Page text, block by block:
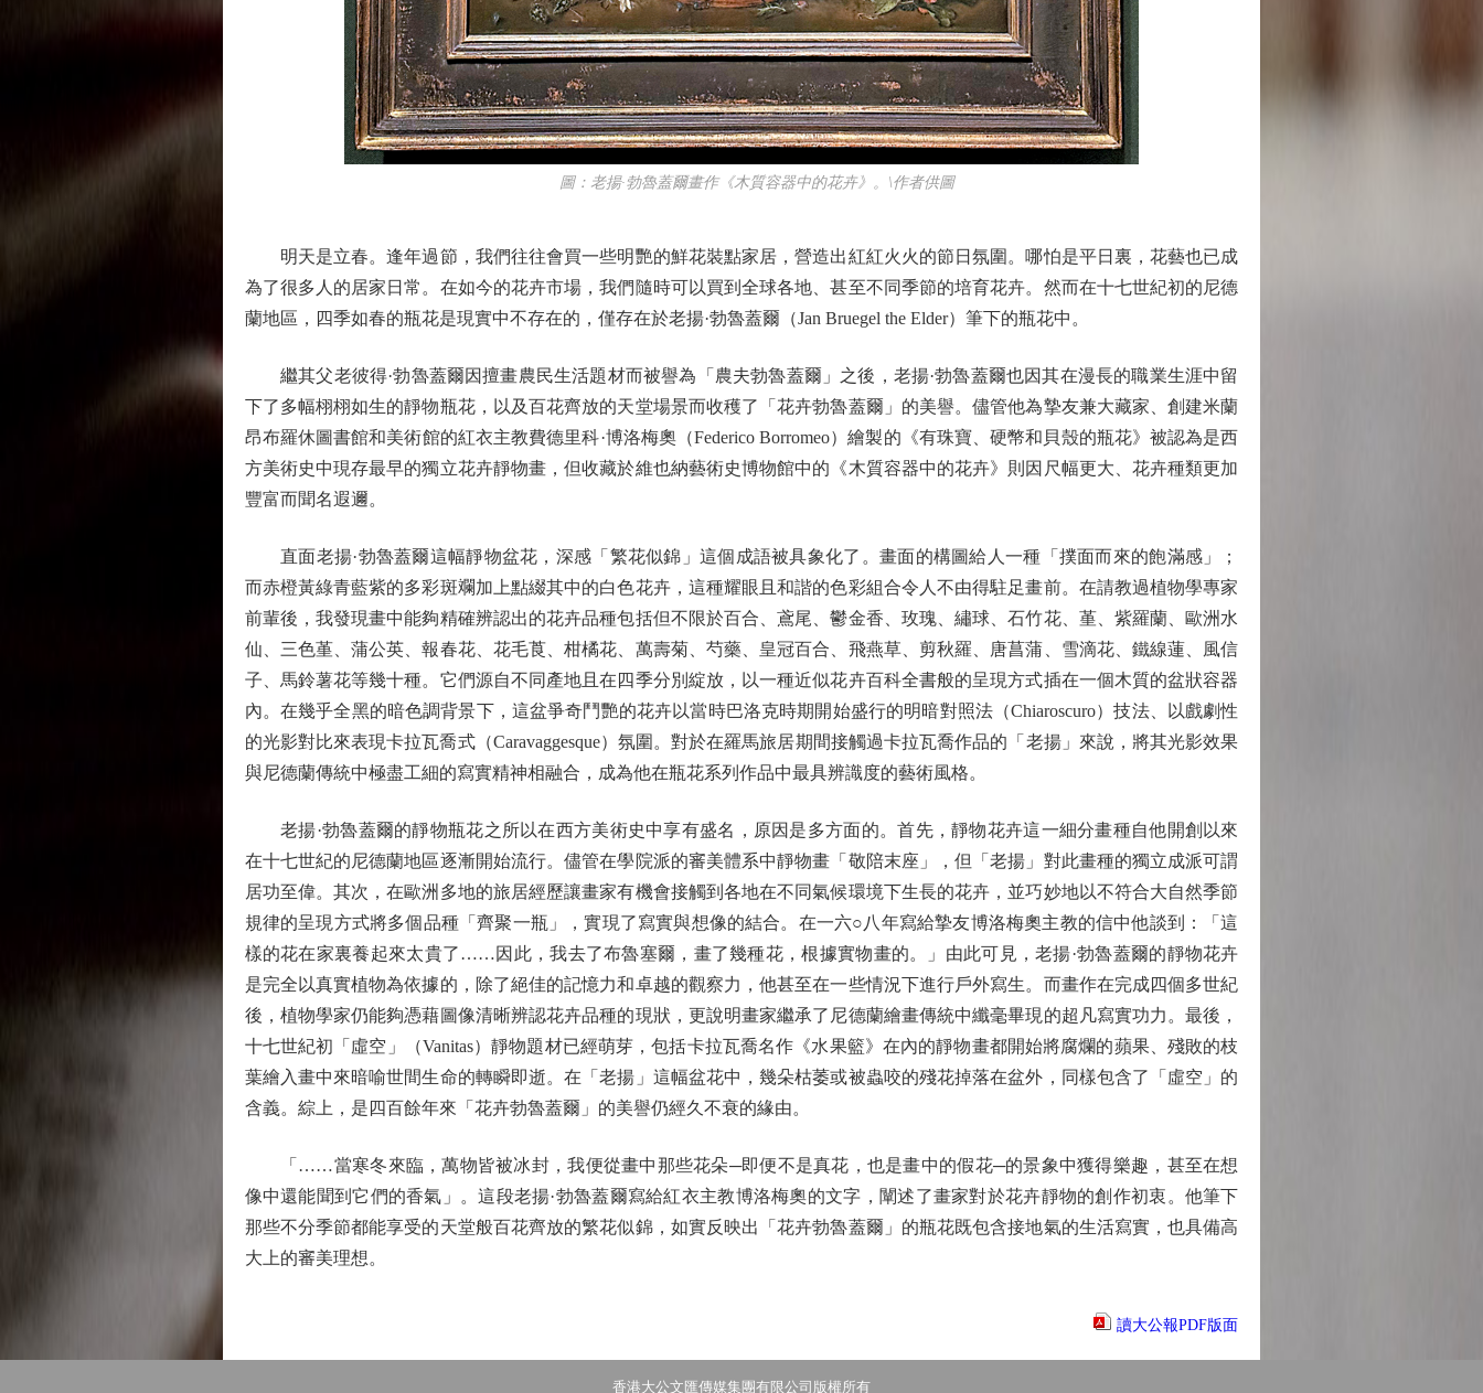
圖：老揚·勃魯蓋爾畫作《木質容器中的花卉》。\作者供圖
明天是立春。逢年過節，我們往往會買一些明艷的鮮花裝點家居，營造出紅紅火火的節日氛圍。哪怕是平日裏，花藝也已成
為了很多人的居家日常。在如今的花卉市場，我們隨時可以買到全球各地、甚至不同季節的培育花卉。然而在十七世紀初的尼德
蘭地區，四季如春的瓶花是現實中不存在的，僅存在於老揚·勃魯蓋爾（Jan Bruegel the Elder）筆下的瓶花中。
繼其父老彼得·勃魯蓋爾因擅畫農民生活題材而被譽為「農夫勃魯蓋爾」之後，老揚·勃魯蓋爾也因其在漫長的職業生涯中留
下了多幅栩栩如生的靜物瓶花，以及百花齊放的天堂場景而收穫了「花卉勃魯蓋爾」的美譽。儘管他為摯友兼大藏家、創建米蘭
昂布羅休圖書館和美術館的紅衣主教費德里科·博洛梅奧（Federico Borromeo）繪製的《有珠寶、硬幣和貝殼的瓶花》被認為是西
方美術史中現存最早的獨立花卉靜物畫，但收藏於維也納藝術史博物館中的《木質容器中的花卉》則因尺幅更大、花卉種類更加
豐富而聞名遐邇。
直面老揚·勃魯蓋爾這幅靜物盆花，深感「繁花似錦」這個成語被具象化了。畫面的構圖給人一種「撲面而來的飽滿感」；
而赤橙黃綠青藍紫的多彩斑斕加上點綴其中的白色花卉，這種耀眼且和諧的色彩組合令人不由得駐足畫前。在請教過植物學專家
前輩後，我發現畫中能夠精確辨認出的花卉品種包括但不限於百合、鳶尾、鬱金香、玫瑰、繡球、石竹花、堇、紫羅蘭、歐洲水
仙、三色堇、蒲公英、報春花、花毛莨、柑橘花、萬壽菊、芍藥、皇冠百合、飛燕草、剪秋羅、唐菖蒲、雪滴花、鐵線蓮、風信
子、馬鈴薯花等幾十種。它們源自不同產地且在四季分別綻放，以一種近似花卉百科全書般的呈現方式插在一個木質的盆狀容器
內。在幾乎全黑的暗色調背景下，這盆爭奇鬥艷的花卉以當時巴洛克時期開始盛行的明暗對照法（Chiaroscuro）技法、以戲劇性
的光影對比來表現卡拉瓦喬式（Caravaggesque）氛圍。對於在羅馬旅居期間接觸過卡拉瓦喬作品的「老揚」來說，將其光影效果
與尼德蘭傳統中極盡工細的寫實精神相融合，成為他在瓶花系列作品中最具辨識度的藝術風格。
老揚·勃魯蓋爾的靜物瓶花之所以在西方美術史中享有盛名，原因是多方面的。首先，靜物花卉這一細分畫種自他開創以來
在十七世紀的尼德蘭地區逐漸開始流行。儘管在學院派的審美體系中靜物畫「敬陪末座」，但「老揚」對此畫種的獨立成派可謂
居功至偉。其次，在歐洲多地的旅居經歷讓畫家有機會接觸到各地在不同氣候環境下生長的花卉，並巧妙地以不符合大自然季節
規律的呈現方式將多個品種「齊聚一瓶」，實現了寫實與想像的結合。在一六○八年寫給摯友博洛梅奧主教的信中他談到：「這
樣的花在家裏養起來太貴了……因此，我去了布魯塞爾，畫了幾種花，根據實物畫的。」由此可見，老揚·勃魯蓋爾的靜物花卉
是完全以真實植物為依據的，除了絕佳的記憶力和卓越的觀察力，他甚至在一些情況下進行戶外寫生。而畫作在完成四個多世紀
後，植物學家仍能夠憑藉圖像清晰辨認花卉品種的現狀，更說明畫家繼承了尼德蘭繪畫傳統中纖毫畢現的超凡寫實功力。最後，
十七世紀初「虛空」（Vanitas）靜物題材已經萌芽，包括卡拉瓦喬名作《水果籃》在內的靜物畫都開始將腐爛的蘋果、殘敗的枝
葉繪入畫中來暗喻世間生命的轉瞬即逝。在「老揚」這幅盆花中，幾朵枯萎或被蟲咬的殘花掉落在盆外，同樣包含了「虛空」的
含義。綜上，是四百餘年來「花卉勃魯蓋爾」的美譽仍經久不衰的緣由。
「……當寒冬來臨，萬物皆被冰封，我便從畫中那些花朵─即便不是真花，也是畫中的假花─的景象中獲得樂趣，甚至在想
像中還能聞到它們的香氣」。這段老揚·勃魯蓋爾寫給紅衣主教博洛梅奧的文字，闡述了畫家對於花卉靜物的創作初衷。他筆下
那些不分季節都能享受的天堂般百花齊放的繁花似錦，如實反映出「花卉勃魯蓋爾」的瓶花既包含接地氣的生活寫實，也具備高
大上的審美理想。
讀大公報PDF版面
香港大公文匯傳媒集團有限公司版權所有